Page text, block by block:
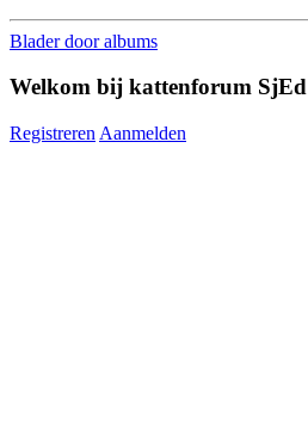
Blader door albums
Welkom bij kattenforum SjEd
Registreren Aanmelden